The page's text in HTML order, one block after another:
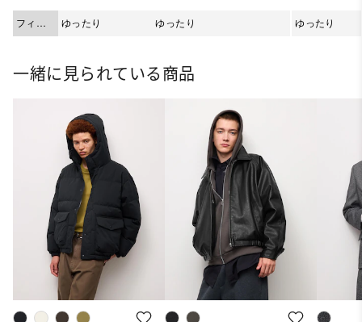
フィッ
ト
ゆったり ゆったり ゆったり
一緒に見られている商品